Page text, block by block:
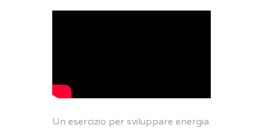
Un esercizio per sviluppare energia.